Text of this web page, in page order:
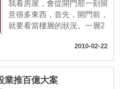
我看房屋，會從開門那一刻留
意很多東西，首先，開門前，
就要看當樓層的狀況。一層2
2010-02-22
業推百億大案